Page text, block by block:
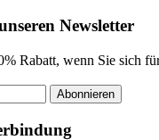
Newsletter
Rabatt, wenn Sie sich
Abonnieren